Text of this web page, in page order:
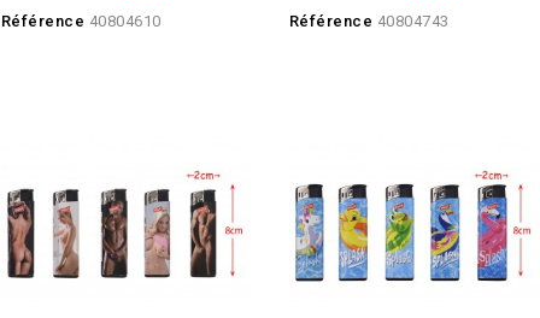
Référence 40804610 Référence 40804743